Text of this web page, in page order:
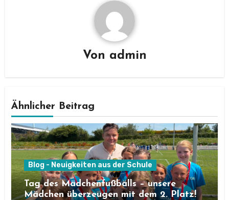
Von admin
Ähnlicher Beitrag
Blog - Neuigkeiten aus der Schule
Tag des Mädchenfußballs – unsere
Mädchen überzeugen mit dem 2. Platz!